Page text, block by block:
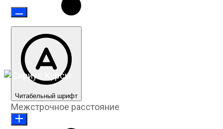
Читабельный шрифт
Межстрочное расстояние